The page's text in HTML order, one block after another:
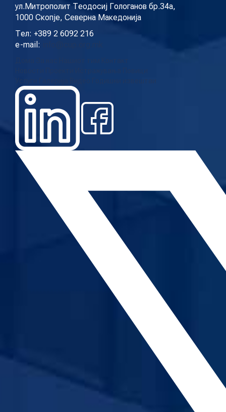
ул.Митрополит Теодосиј Гологанов бр.34а,
1000 Скопје, Северна Македонија
Тел: +389 2 6092 216
e-mail: